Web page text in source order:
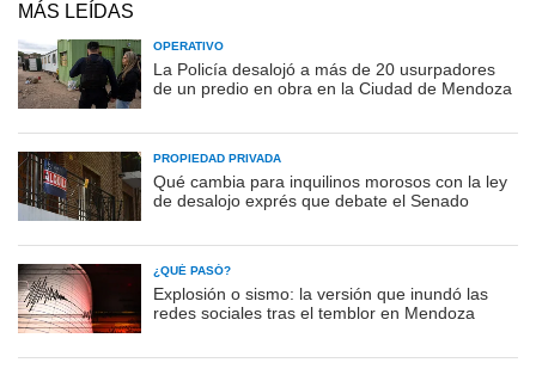
MÁS LEÍDAS
OPERATIVO
La Policía desalojó a más de 20 usurpadores
de un predio en obra en la Ciudad de Mendoza
PROPIEDAD PRIVADA
Qué cambia para inquilinos morosos con la ley
de desalojo exprés que debate el Senado
¿QUÉ PASÓ?
Explosión o sismo: la versión que inundó las
redes sociales tras el temblor en Mendoza